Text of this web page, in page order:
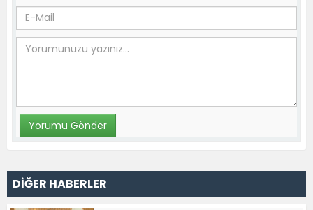
DİĞER HABERLER